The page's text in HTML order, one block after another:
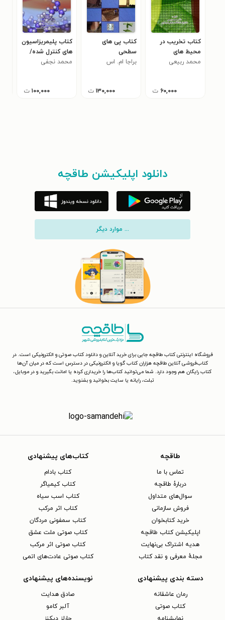
کتاب تخریب در
محیط های
بیولوژیک
محمد ربیعی
۶۰,۰۰۰ ت
کتاب پی های
سطحی
براجا ام. اس
۱۳۰,۰۰۰ ت
کتاب پلیمریزاسیون
های کنترل شده/
زنده
محمد نجفی
۱۰۰,۰۰۰ ت
دانلود اپلیکیشن طاقچه
... موارد دیگر
فروشگاه اینترنتی کتاب طاقچه جایی برای خرید آنلاین و دانلود کتاب صوتی و الکترونیکی است. در
کتاب‌فروشی آنلاین طاقچه هزاران کتاب گویا و الکترونیکی در دسترس است که در میان آن‌ها
کتاب رایگان هم وجود دارد. شما می‌توانید کتاب‌ها را خریداری کرده یا امانت بگیرید و در موبایل،
تبلت، رایانه یا سایت بخوانید و بشنوید.
طاقچه
تماس با ما
دربارهٔ طاقچه
سوال‌های متداول
فروش سازمانی
خرید کتابخوان
اپلیکیشن کتاب طاقچه
هدیه اشتراک بی‌نهایت
مجلهٔ معرفی و نقد کتاب
کتاب‌های پیشنهادی
کتاب بادام
کتاب کیمیاگر
کتاب اسب سیاه
کتاب اثر مرکب
کتاب سمفونی مردگان
کتاب صوتی ملت عشق
کتاب صوتی اثر مرکب
کتاب صوتی عادت‌های اتمی
دسته بندی پیشنهادی
رمان عاشقانه
کتاب‌ صوتی
نویسنده‌های پیشنهادی
صادق هدایت
آلبر کامو